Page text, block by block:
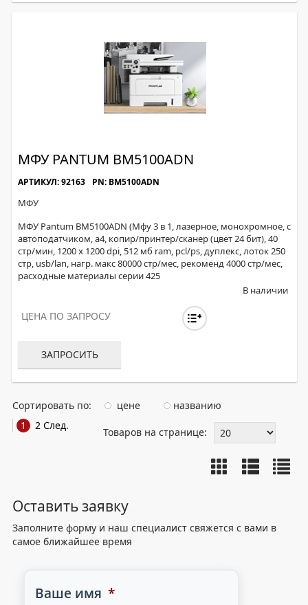
МФУ PANTUM BM5100ADN
АРТИКУЛ: 92163 PN: BM5100ADN
МФУ
МФУ Pantum BM5100ADN (Мфу 3 в 1, лазерное, монохромное, с
автоподатчиком, а4, копир/принтер/сканер (цвет 24 бит), 40
стр/мин, 1200 x 1200 dpi, 512 мб ram, pcl/ps, дуплекс, лоток 250
стр, usb/lan, нагр. макс 80000 стр/мес, рекоменд 4000 стр/мес,
расходные материалы серии 425
В наличии
ЦЕНА ПО ЗАПРОСУ
ЗАПРОСИТЬ
Сортировать по: цене
названию
1
2 След.
Товаров на странице:
Оставить заявку
Заполните форму и наш специалист свяжется с вами в
самое ближайшее время
Ваше имя *